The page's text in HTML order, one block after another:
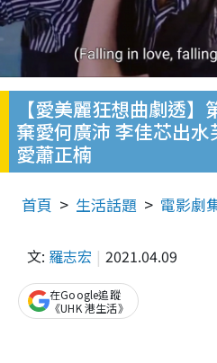
【愛美麗狂想曲劇透
棄愛何廣沛 李佳芯出
愛蕭正楠
首頁 生活話題 電影劇
文: 羅志宏 2021.04.09
在Google追蹤
《UHK 港生活》